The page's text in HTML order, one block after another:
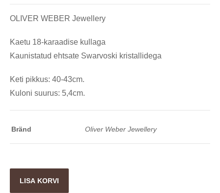
OLIVER WEBER Jewellery
Kaetu 18-karaadise kullaga
Kaunistatud ehtsate Swarvoski kristallidega
Keti pikkus: 40-43cm.
Kuloni suurus: 5,4cm.
Bränd Oliver Weber Jewellery
LISA KORVI